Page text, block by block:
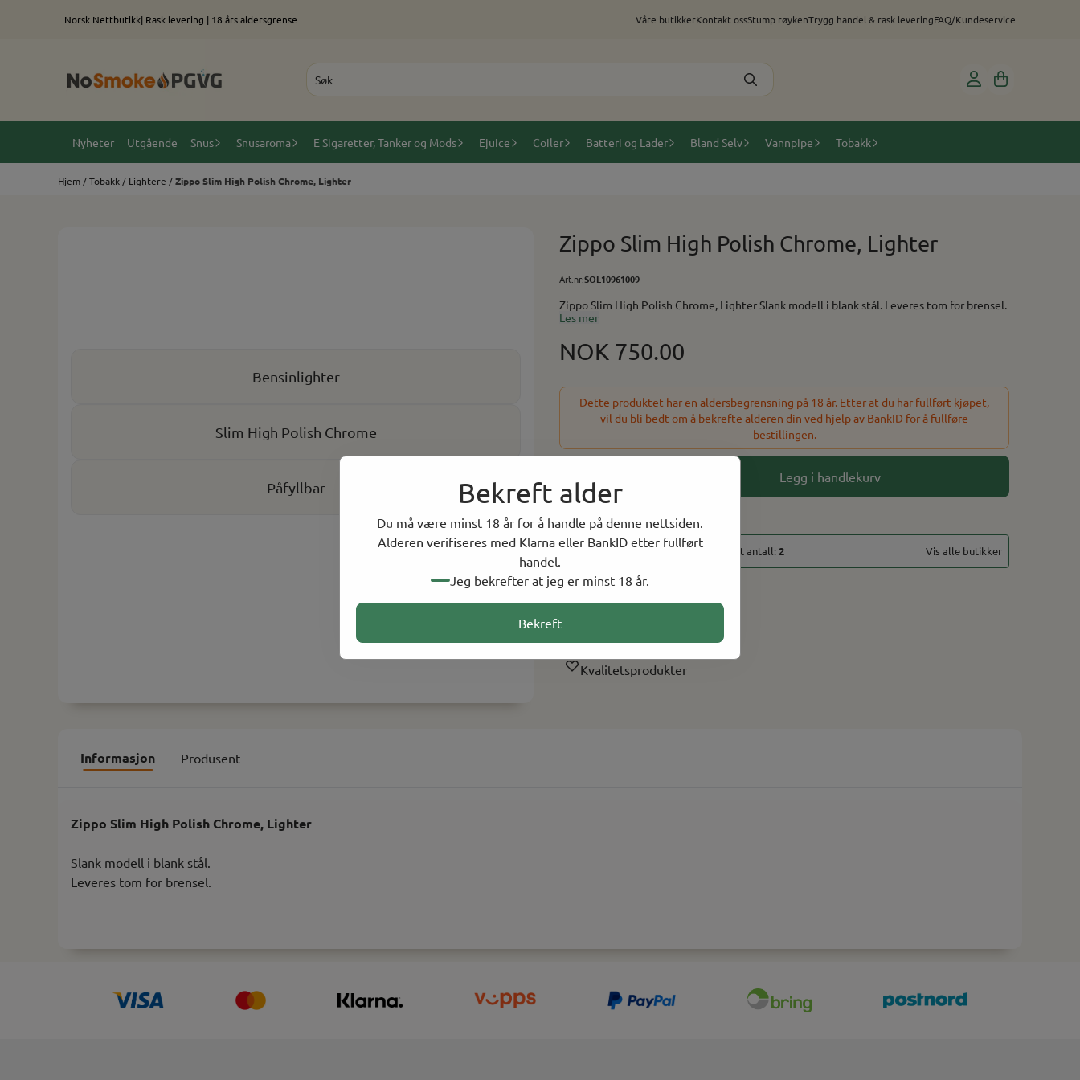
Bekreft alder
Du må være minst 18 år for å handle på denne nettsiden.
Alderen verifiseres med Klarna eller BankID etter fullført
handel.
Jeg bekrefter at jeg er minst 18 år.
Bekreft
Hopp til innholdNorsk Nettbutikk| Rask levering | 18 års aldersgrense Våre butikkerKontakt ossStump røykenTrygg handel & rask leveringFAQ/Kundeservice
Nyheter Utgående Snus Snusaroma E Sigaretter, Tanker og Mods Ejuice Coiler Batteri og Lader Bland Selv Vannpipe Tobakk
Hjem /Tobakk / Lightere /Zippo Slim High Polish Chrome, Lighter
Bensinlighter
Slim High Polish Chrome
Påfyllbar
Zippo Slim High Polish Chrome, Lighter
Art.nr:SOL10961009
Zippo Slim High Polish Chrome, Lighter Slank modell i blank stål. Leveres tom for brensel.
Les mer
NOK 750.00
Dette produktet har en aldersbegrensning på 18 år. Etter at du har fullført kjøpet,
vil du bli bedt om å bekrefte alderen din ved hjelp av BankID for å fullføre
bestillingen.
Legg i handlekurv
2 På lager
På lager i 2butikker, totalt antall:2 Vis alle butikker
Kvalitetsprodukter
Informasjon Produsent
Zippo Slim High Polish Chrome, Lighter
Slank modell i blank stål.
Leveres tom for brensel.